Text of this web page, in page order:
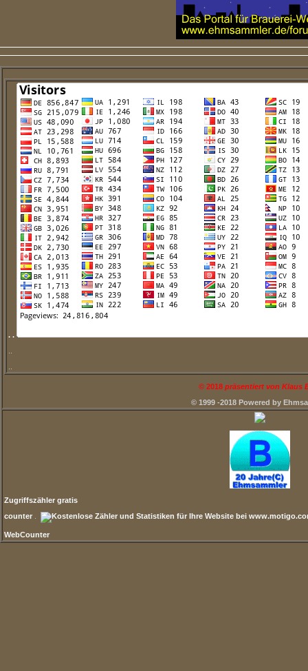
. .
© 2018 präsentiert von Klaus
© 1999 -2018 Powered by
Zugriffszähler gratis
counter
WebCounter